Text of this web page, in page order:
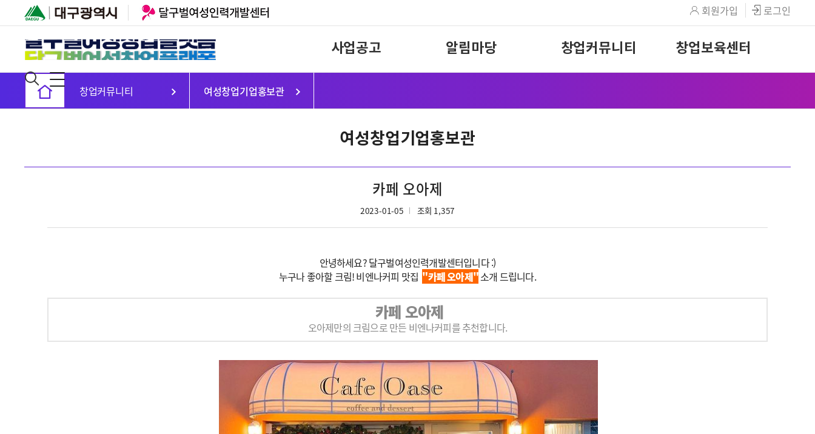
회원가입 로그인
사업공고 알림마당 창업커뮤니티 창업보육센터
창업커뮤니티 여성창업기업홍보관
여성창업기업홍보관
카페 오아제
2023-01-05 조회 1,357
안녕하세요? 달구벌여성인력개발센터입니다 :)
누구나 좋아할 크림! 비엔나커피 맛집 "카페 오아제"소개 드립니다.
카페 오아제
오아제만의 크림으로 만든 비엔나커피를 추천합니다.